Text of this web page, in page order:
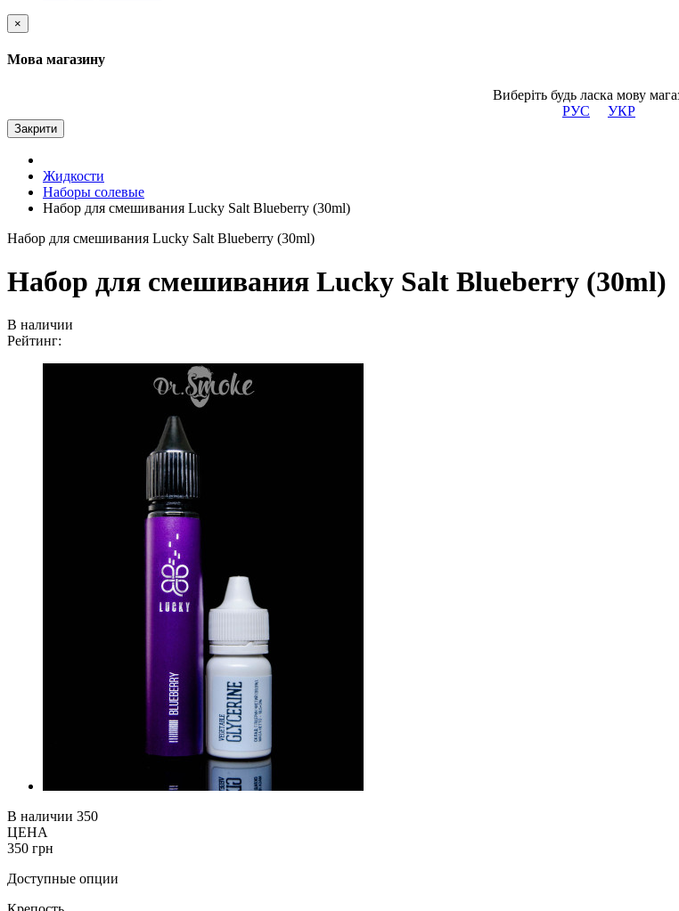
×
Мова магазину
Виберіть будь ласка мову
РУС
УКР
Закрити
Жидкости
Наборы солевые
Набор для смешивания Lucky Salt Blueberry (30ml)
Набор для смешивания Lucky Salt Blueberry (30ml)
Набор для смешивания Lucky Salt Blueberry (30ml)
В наличии
Рейтинг:
В наличии 350
ЦЕНА
350 грн
Доступные опции